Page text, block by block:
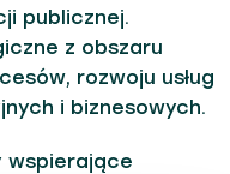
publicznej.
z obszaru
rozwoju usług
i biznesowych.
wspierające